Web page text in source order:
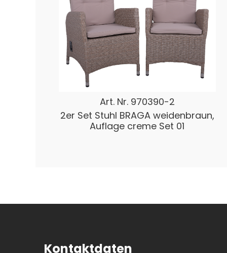
Art. Nr. 970390-2
2er Set Stuhl BRAGA weidenbraun,
Auflage creme Set 01
Kontaktdaten